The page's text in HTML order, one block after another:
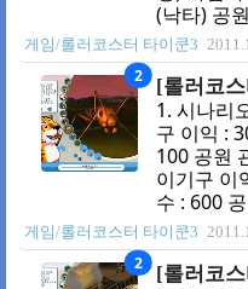
3. 초기 설
29.9%, 최
음 3대 편
(낙타) 공
조망대 :
물 : 11 마
월 유지)
이상) 동
는 시나리
강해야 합
모자른 맵
해도 ㅎㄷ
래이)입니
로 시작하
경을 배치
게임/롤러코스터 타이쿤3
2
1. 시나리
구 이익 :
100 공원
이기구 이
수 : 600
간 놀이기
람객 수 :
상황 1번
게임/롤러코스터 타이쿤3
2